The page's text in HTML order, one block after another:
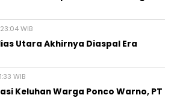
WIB
Utara Akhirnya Diaspal Era
WIB
Keluhan Warga Ponco Warno, PT